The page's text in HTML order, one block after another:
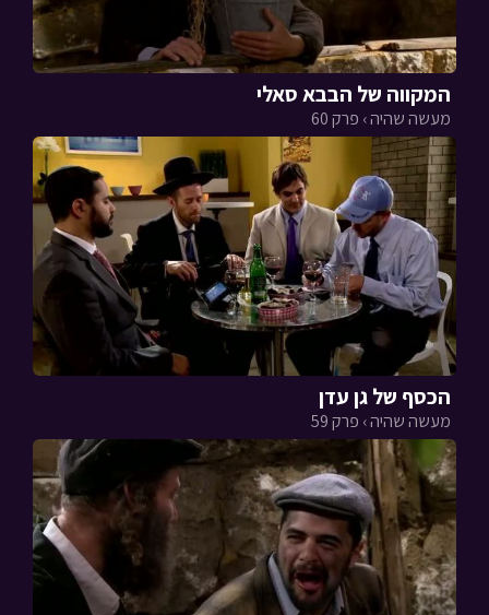
המקווה של הבבא סאלי
מעשה שהיה › פרק 60
הכסף של גן עדן
מעשה שהיה › פרק 59